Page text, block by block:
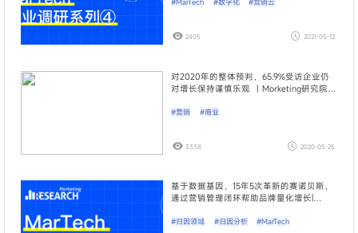
2405 2021-05-12
对2020年的整体预判，65.9%受访企业仍
对增长保持谨慎乐观 ｜Morketing研究院
#营销 #商业
3338 2020-05-25
基于数据基因，15年5次革新的赛诺贝斯，
通过营销管理闭环帮助品牌量化增长|
#归因领域 #归因分析 #MarTech